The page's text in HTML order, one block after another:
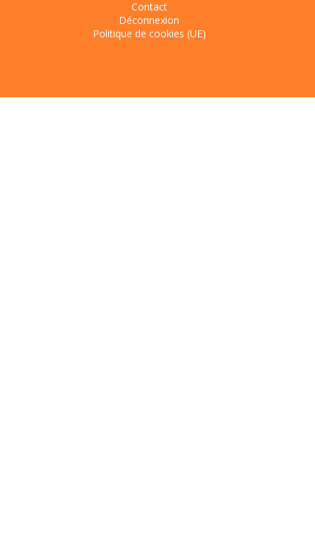
Contact
Déconnexion
Politique de cookies (UE)